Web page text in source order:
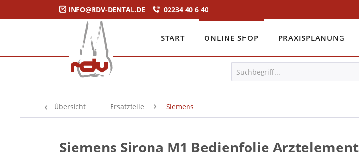
INFO@RDV-DENTAL.DE 02234 40 6 40
START ONLINE SHOP PRAXISPLANUNG
Übersicht Ersatzteile Siemens
Siemens Sirona M1 Bedienfolie Arztelement